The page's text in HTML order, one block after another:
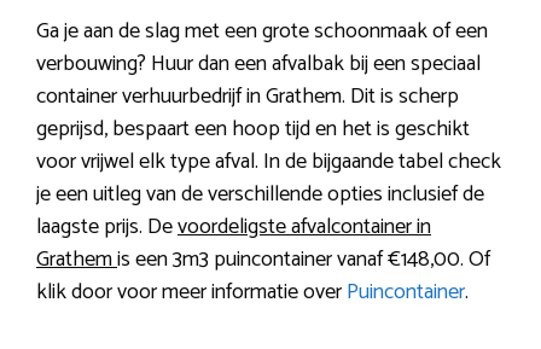
Ga je aan de slag met een grote schoonmaak of een
verbouwing? Huur dan een afvalbak bij een speciaal
container verhuurbedrijf in Grathem. Dit is scherp
geprijsd, bespaart een hoop tijd en het is geschikt
voor vrijwel elk type afval. In de bijgaande tabel check
je een uitleg van de verschillende opties inclusief de
laagste prijs. Devoordeligste afvalcontainer in
Grathemis een 3m3 puincontainer vanaf €148,00. Of
klik door voor meer informatie overPuincontainer.